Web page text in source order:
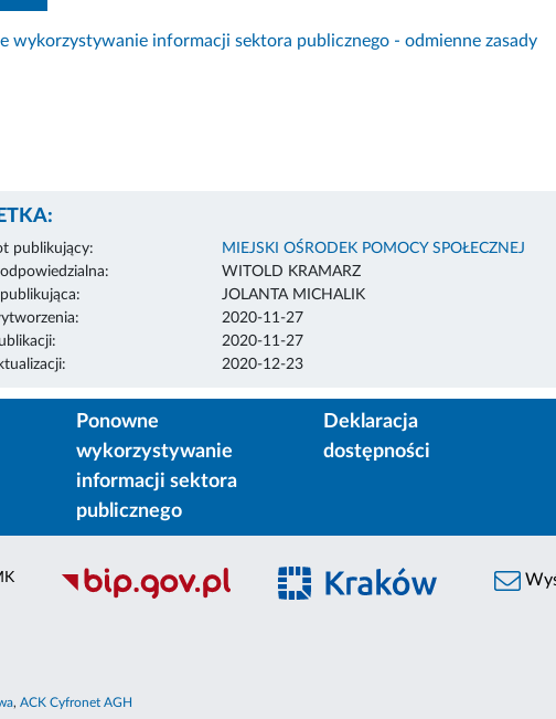
wykorzystywanie informacji sektora publicznego - odmienne zasady
publikujący:
MIEJSKI OŚRODEK POMOCY SPOŁECZNEJ
WITOLD KRAMARZ
JOLANTA MICHALIK
2020-11-27
2020-11-27
2020-12-23
Ponowne
wykorzystywanie
informacji sektora
publicznego
Deklaracja
dostępności
, ACK Cyfronet AGH